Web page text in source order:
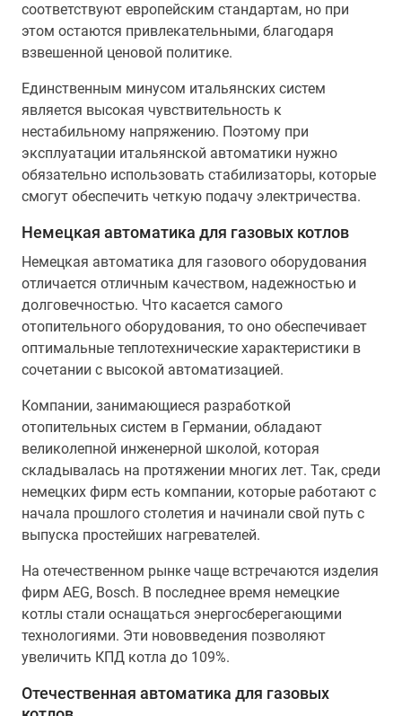
соответствуют европейским стандартам, но при
этом остаются привлекательными, благодаря
взвешенной ценовой политике.
Единственным минусом итальянских систем
является высокая чувствительность к
нестабильному напряжению. Поэтому при
эксплуатации итальянской автоматики нужно
обязательно использовать стабилизаторы, которые
смогут обеспечить четкую подачу электричества.
Немецкая автоматика для газовых котлов
Немецкая автоматика для газового оборудования
отличается отличным качеством, надежностью и
долговечностью. Что касается самого
отопительного оборудования, то оно обеспечивает
оптимальные теплотехнические характеристики в
сочетании с высокой автоматизацией.
Компании, занимающиеся разработкой
отопительных систем в Германии, обладают
великолепной инженерной школой, которая
складывалась на протяжении многих лет. Так, среди
немецких фирм есть компании, которые работают с
начала прошлого столетия и начинали свой путь с
выпуска простейших нагревателей.
На отечественном рынке чаще встречаются изделия
фирм AEG, Bosch. В последнее время немецкие
котлы стали оснащаться энергосберегающими
технологиями. Эти нововведения позволяют
увеличить КПД котла до 109%.
Отечественная автоматика для газовых